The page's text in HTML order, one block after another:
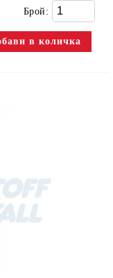
Брой: